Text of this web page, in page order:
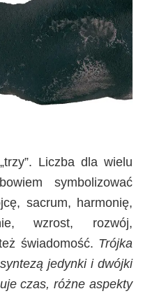
Liczba dla wielu
symbolizować
sacrum, harmonię,
wzrost, rozwój,
świadomość. Trójka
jedynki i dwójki
czas, różne aspekty